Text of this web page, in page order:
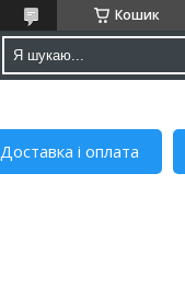
Кошик
Доставка і оплата